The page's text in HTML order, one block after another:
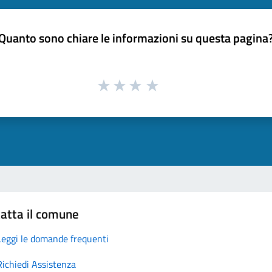
sono chiare le informazioni su questa
il comune
le domande frequenti
Assistenza